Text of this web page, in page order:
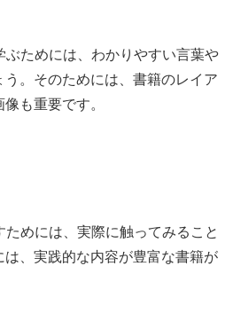
ためには、わかりやすい言葉や
。そのためには、書籍のレイア
も重要です。
めには、実際に触ってみること
、実践的な内容が豊富な書籍が